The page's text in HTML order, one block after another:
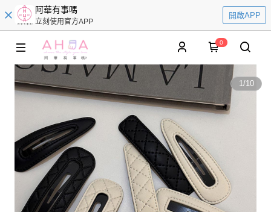
阿華有事嗎
立刻使用官方APP
開啟APP
0
1/10